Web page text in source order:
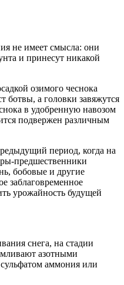
не имеет смысла: они
и принесут никакой
озимого чеснока
ботвы, а головки завяжутся
в удобренную навозом
подвержен различным
период, когда на
предшественники
бобовые и другие
заблаговременное
урожайность будущей
снега, на стадии
азотными
аммония или